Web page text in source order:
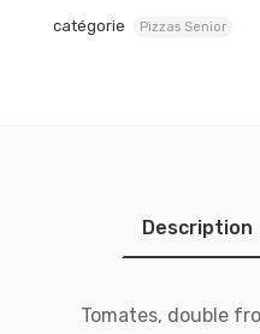
catégorie Pizzas Senior
Description
Tomates, double